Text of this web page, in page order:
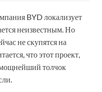
BYD локализует
неизвестным. Но
не скупятся на
что этот проект,
толчок